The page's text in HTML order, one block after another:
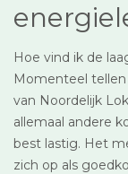
Hoe vind ik de
Momenteel tellen
van Noordelijk
allemaal andere
best lastig. Het
zich op als